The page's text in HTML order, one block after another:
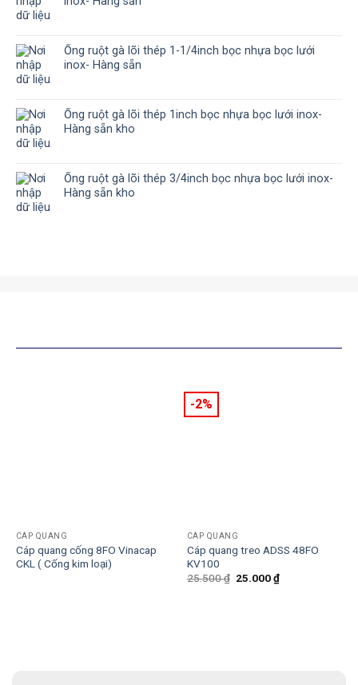
Ống ruột gà lõi thép 1-1/4inch bọc nhựa bọc lưới
inox- Hàng sẵn
Ống ruột gà lõi thép 1inch bọc nhựa bọc lưới inox-
Hàng sẵn kho
Ống ruột gà lõi thép 3/4inch bọc nhựa bọc lưới inox-
Hàng sẵn kho
CÁP QUANG
Cáp quang cống 8FO Vinacap
CKL ( Cống kim loại)
-2%
CÁP QUANG
Cáp quang treo ADSS 48FO
KV100
25.500₫ Giá
25.000₫Giá
hiện